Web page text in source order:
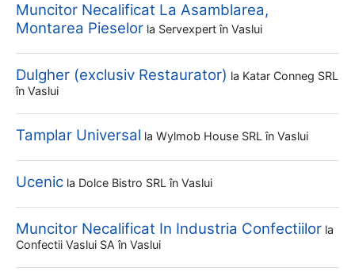
Muncitor Necalificat La Asamblarea,
Montarea Pieselor la Servexpert în Vaslui
Dulgher (exclusiv Restaurator) la Katar Conneg SRL
în Vaslui
Tamplar Universal la Wylmob House SRL în Vaslui
Ucenic la Dolce Bistro SRL în Vaslui
Muncitor Necalificat In Industria Confectiilor la
Confectii Vaslui SA în Vaslui